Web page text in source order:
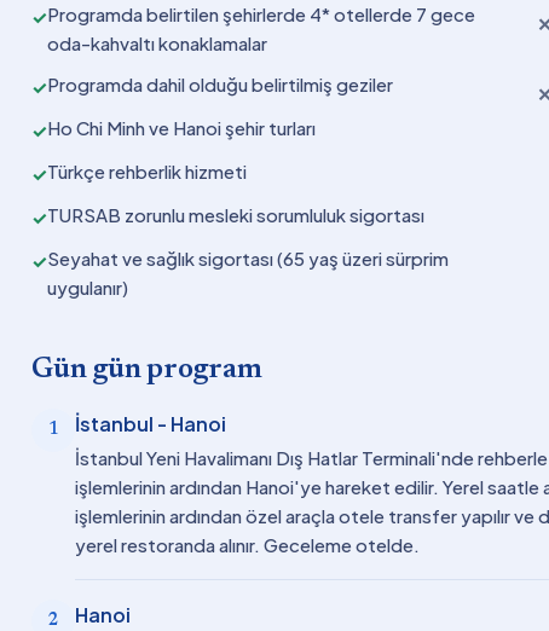
✓Programda belirtilen şehirlerde 4* otellerde 7 gece
oda-kahvaltı konaklamalar
✓Programda dahil olduğu belirtilmiş geziler
✓Ho Chi Minh ve Hanoi şehir turları
✓Türkçe rehberlik hizmeti
✓TURSAB zorunlu mesleki sorumluluk sigortası
✓Seyahat ve sağlık sigortası (65 yaş üzeri sürprim
uygulanır)
Gün gün program
1 İstanbul - Hanoi
İstanbul Yeni Havalimanı Dış Hatlar Terminali'nde
işlemlerinin ardından Hanoi'ye hareket edilir. Yerel
işlemlerinin ardından özel araçla otele transfer yapılır
yerel restoranda alınır. Geceleme otelde.
2 Hanoi